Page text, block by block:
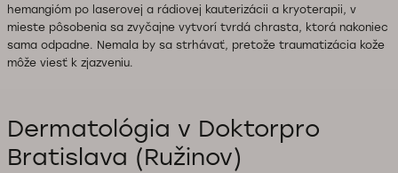
hemangióm po laserovej a rádiovej kauterizácii a kryoterapii, v
mieste pôsobenia sa zvyčajne vytvorí tvrdá chrasta, ktorá nakoniec
sama odpadne. Nemala by sa strhávať, pretože traumatizácia kože
môže viesť k zjazveniu.
Dermatológia v Doktorpro
Bratislava (Ružinov)